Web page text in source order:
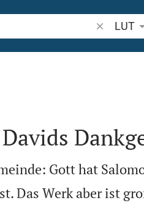
Bibelstelle
LUT
Gott hat
Das Werk aber ist